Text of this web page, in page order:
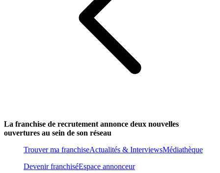
La franchise de recrutement annonce deux nouvelles
ouvertures au sein de son réseau
Trouver ma franchiseActualités & InterviewsMédiathèque
Devenir franchiséEspace annonceur